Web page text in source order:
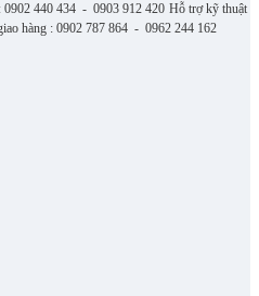
0902 440 434 - 0903 912 420 Hỗ trợ kỹ thuật
hàng : 0902 787 864 - 0962 244 162